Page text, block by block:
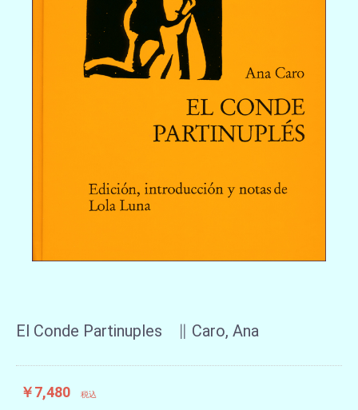
El Conde Partinuples ∥ Caro, Ana
￥7,480 税込